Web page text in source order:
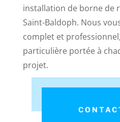
installation de borne de
Saint-Baldoph. Nous
complet et
particulière portée à
projet.